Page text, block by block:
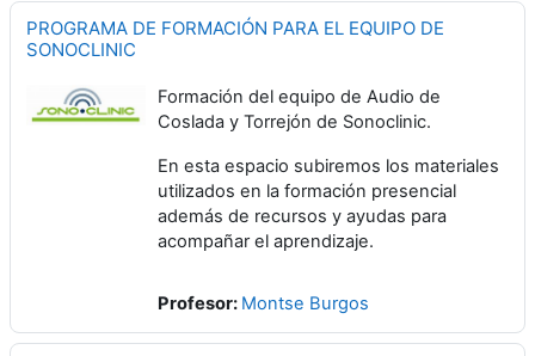
PROGRAMA DE FORMACIÓN PARA EL EQUIPO DE
SONOCLINIC
Formación del equipo de Audio de
Coslada y Torrejón de Sonoclinic.
En esta espacio subiremos los materiales
utilizados en la formación presencial
además de recursos y ayudas para
acompañar el aprendizaje.
Profesor: Montse Burgos